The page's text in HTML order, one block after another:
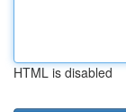
HTML is disabled